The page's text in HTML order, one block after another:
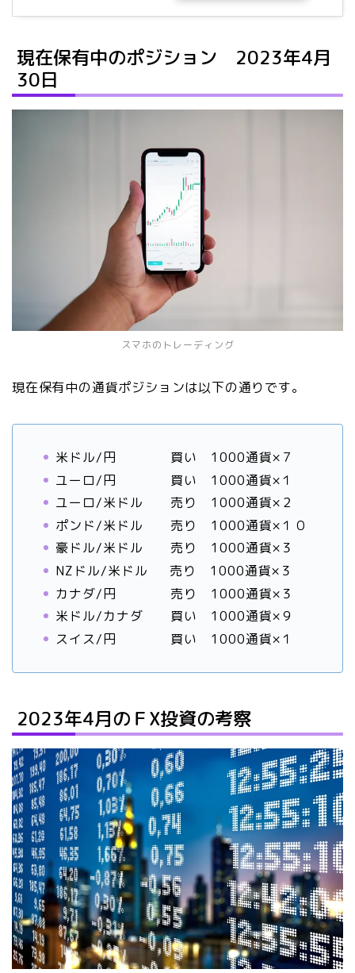
現在保有中のポジション 2023年4月
30日
スマホのトレーディング
現在保有中の通貨ポジションは以下の通りです。
米ドル/円 買い 1000通貨×７
ユーロ/円 買い 1000通貨×１
ユーロ/米ドル 売り 1000通貨×２
ポンド/米ドル 売り 1000通貨×１０
豪ドル/米ドル 売り 1000通貨×３
NZドル/米ドル 売り 1000通貨×３
カナダ/円 売り 1000通貨×３
米ドル/カナダ 買い 1000通貨×９
スイス/円 買い 1000通貨×１
2023年4月のＦX投資の考察